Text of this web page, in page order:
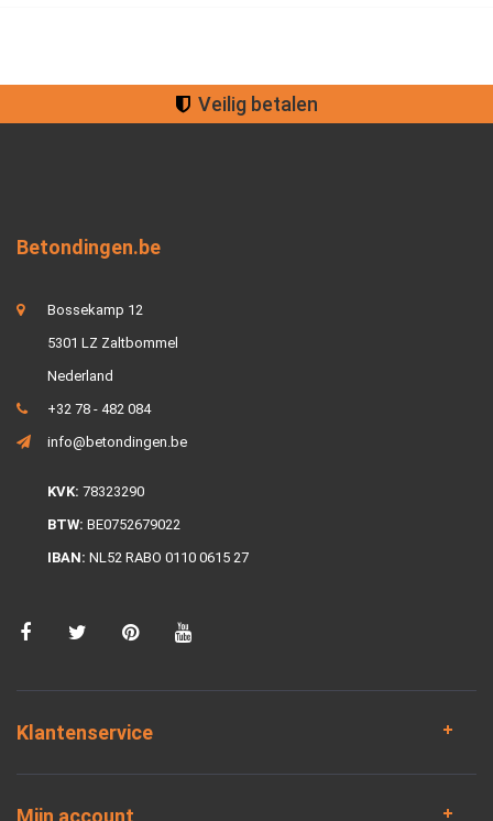
Veilig betalen
Betondingen.be
Bossekamp 12
5301 LZ Zaltbommel
Nederland
+32 78 - 482 084
info@betondingen.be
KVK: 78323290
BTW: BE0752679022
IBAN: NL52 RABO 0110 0615 27
Klantenservice